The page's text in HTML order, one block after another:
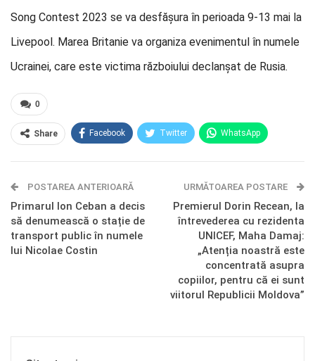
Song Contest 2023 se va desfășura în perioada 9-13 mai la
Livepool. Marea Britanie va organiza evenimentul în numele
Ucrainei, care este victima războiului declanșat de Rusia.
0
Share Facebook Twitter WhatsApp
Telegram OK.ru
POSTAREA ANTERIOARĂ
Primarul Ion Ceban a decis
să denumească o stație de
transport public în numele
lui Nicolae Costin
URMĂTOAREA POSTARE
Premierul Dorin Recean, la
întrevederea cu rezidenta
UNICEF, Maha Damaj:
„Atenția noastră este
concentrată asupra
copiilor, pentru că ei sunt
viitorul Republicii Moldova”